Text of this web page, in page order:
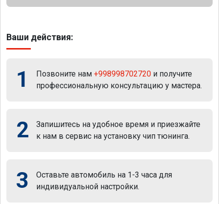
Ваши действия:
1 Позвоните нам +998998702720 и получите
профессиональную консультацию у мастера.
2
Запишитесь на удобное время и приезжайте
к нам в сервис на установку чип тюнинга.
3
Оставьте автомобиль на 1-3 часа для
индивидуальной настройки.